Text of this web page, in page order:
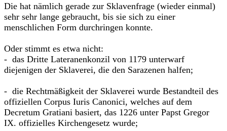
Die hat nämlich gerade zur Sklavenfrage (wieder einmal)
sehr sehr lange gebraucht, bis sie sich zu einer
menschlichen Form durchringen konnte.
Oder stimmt es etwa nicht:
- das Dritte Lateranenkonzil von 1179 unterwarf
diejenigen der Sklaverei, die den Sarazenen halfen;
- die Rechtmäßigkeit der Sklaverei wurde Bestandteil des
offiziellen Corpus Iuris Canonici, welches auf dem
Decretum Gratiani basiert, das 1226 unter Papst Gregor
IX. offizielles Kirchengesetz wurde;